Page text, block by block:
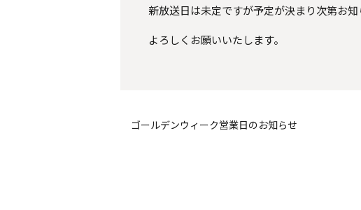
新放送日は未定ですが予定が決まり次第お知
よろしくお願いいたします。
ゴールデンウィーク営業日のお知らせ